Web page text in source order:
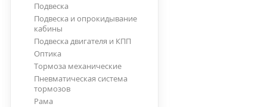
Подвеска
Подвеска и опрокидывание
кабины
Подвеска двигателя и КПП
Оптика
Тормоза механические
Пневматическая система
тормозов
Рама